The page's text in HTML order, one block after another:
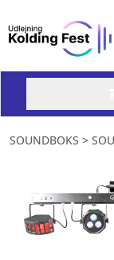
SOUNDBOKS >